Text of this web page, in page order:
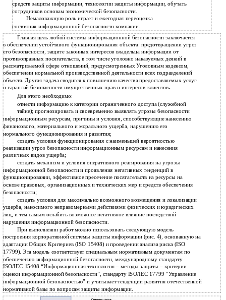
средств защиты информации, технологии защиты информации, обучать
сотрудников основам экономической безопасности.
Немаловажную роль играет и ежегодная переоценка
состояния информационной безопасности компании.
Главная цель любой системы информационной безопасности заключается
в обеспечении устойчивого функционирования объекта: предотвращении угроз
его безопасности, защите законных интересов владельца информации от
противоправных посягательств, в том числе уголовно наказуемых деяний в
рассматриваемой сфере отношений, предусмотренных Уголовным кодексом,
обеспечении нормальной производственной деятельности всех подразделений
объекта. Другая задача сводится к повышению качества предоставляемых услуг
и гарантий безопасности имущественных прав и интересов клиентов.
Для этого необходимо:
отнести информацию к категории ограниченного доступа (служебной
тайне); прогнозировать и своевременно выявлять угрозы безопасности
информационным ресурсам, причины и условия, способствующие нанесению
финансового, материального и морального ущерба, нарушению его
нормального функционирования и развития;
создать условия функционирования с наименьшей вероятностью
реализации угроз безопасности информационным ресурсам и нанесения
различных видов ущерба;
создать механизм и условия оперативного реагирования на угрозы
информационной безопасности и проявления негативных тенденций в
функционировании, эффективное пресечение посягательств на ресурсы на
основе правовых, организационных и технических мер и средств обеспечения
безопасности;
создать условия для максимально возможного возмещения и локализации
ущерба, наносимого неправомерными действиями физических и юридических
лиц, и тем самым ослабить возможное негативное влияние последствий
нарушения информационной безопасности.
При выполнении работ можно использовать следующую модель
построения корпоративной системы защиты информации (рис. 4), основанную на
адаптации Общих Критериев (ISO 15408) и проведении анализа риска (ISO
17799). Эта модель соответствует специальным нормативным документам по
обеспечению информационной безопасности, международному стандарту
ISO/IEC 15408 “Информационная технология – методы защиты – критерии
оценки информационной безопасности”, стандарту ISO/IEC 17799 “Управление
информационной безопасностью” и учитывает тенденции развития отечественной
нормативной базы по вопросам защиты информации.